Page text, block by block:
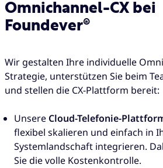
Omnichannel-CX bei
Foundever®
Wir gestalten Ihre individuelle
Strategie, unterstützen Sie beim
und stellen die CX-Plattform bereit:
Unsere Cloud-Telefonie-
flexibel skalieren und einfach in
Systemlandschaft integrieren.
Sie die volle Kostenkontrolle.